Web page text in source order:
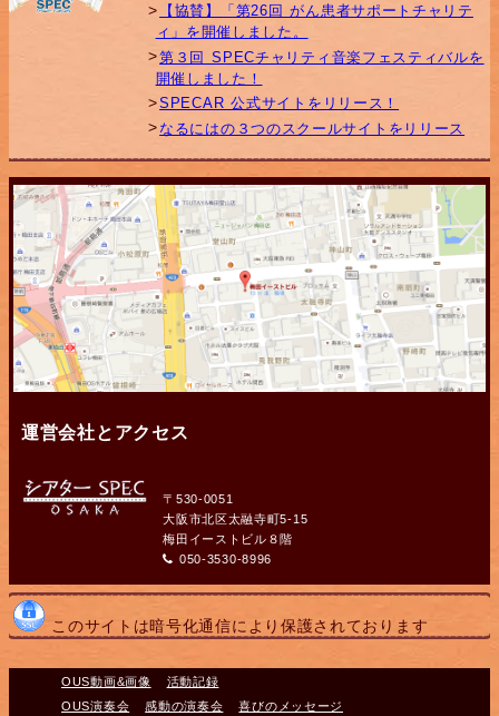
【協賛】「第26回 がん患者サポートチャリテ
ィ」を開催しました。
第３回 SPECチャリティ音楽フェスティバルを
開催しました！
SPECAR 公式サイトをリリース！
なるにはの３つのスクールサイトをリリース
運営会社とアクセス
〒530-0051
大阪市北区太融寺町5-15
梅田イーストビル８階
050-3530-8996
このサイトは暗号化通信により保護されております
OUS動画&画像
活動記録
OUS演奏会
感動の演奏会 喜びのメッセージ